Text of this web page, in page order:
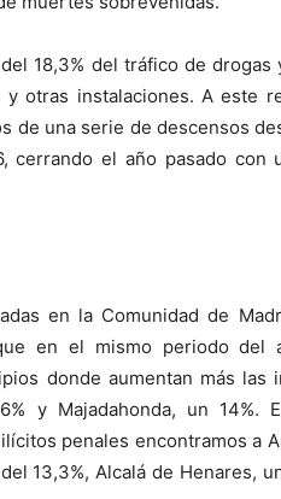
18,3% del tráfico de drogas
otras instalaciones. A este
de una serie de descensos
cerrando el año pasado con
en la Comunidad de
en el mismo periodo del
donde aumentan más las
y Majadahonda, un 14%.
penales encontramos a
13,3%, Alcalá de Henares,